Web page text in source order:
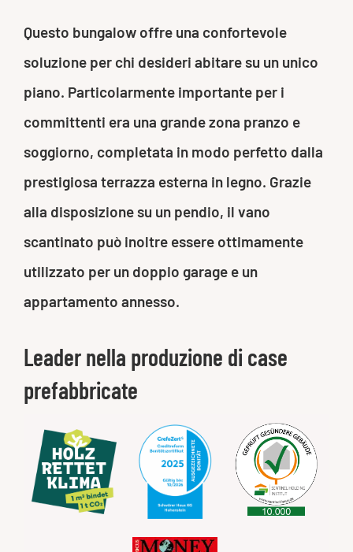
Questo bungalow offre una confortevole
soluzione per chi desideri abitare su un unico
piano. Particolarmente importante per i
committenti era una grande zona pranzo e
soggiorno, completata in modo perfetto dalla
prestigiosa terrazza esterna in legno. Grazie
alla disposizione su un pendio, il vano
scantinato può inoltre essere ottimamente
utilizzato per un doppio garage e un
appartamento annesso.
Leader nella produzione di case
prefabbricate